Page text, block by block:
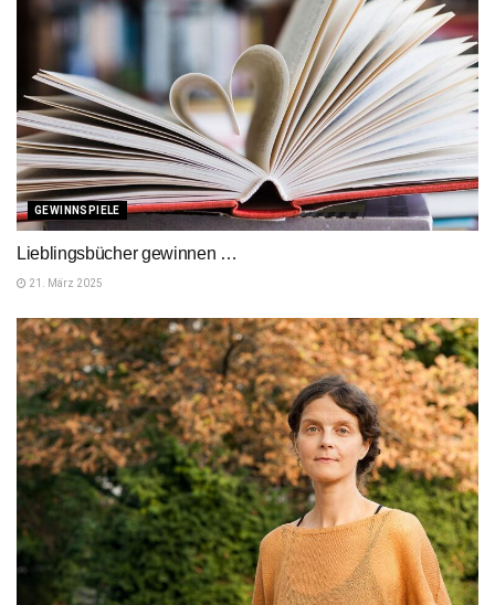
GEWINNSPIELE
Lieblingsbücher gewinnen …
21. März 2025